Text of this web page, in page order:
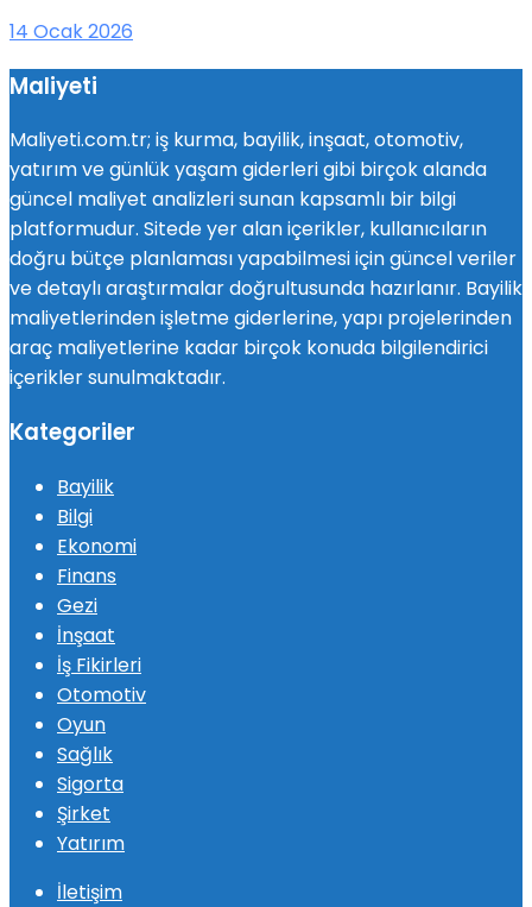
14 Ocak 2026
Maliyeti
Maliyeti.com.tr; iş kurma, bayilik, inşaat, otomotiv,
yatırım ve günlük yaşam giderleri gibi birçok alanda
güncel maliyet analizleri sunan kapsamlı bir bilgi
platformudur. Sitede yer alan içerikler, kullanıcıların
doğru bütçe planlaması yapabilmesi için güncel veriler
ve detaylı araştırmalar doğrultusunda hazırlanır. Bayilik
maliyetlerinden işletme giderlerine, yapı projelerinden
araç maliyetlerine kadar birçok konuda bilgilendirici
içerikler sunulmaktadır.
Kategoriler
Bayilik
Bilgi
Ekonomi
Finans
Gezi
İnşaat
İş Fikirleri
Otomotiv
Oyun
Sağlık
Sigorta
Şirket
Yatırım
İletişim